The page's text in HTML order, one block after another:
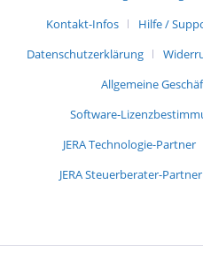
Kontakt-Infos
Hilfe /
Datenschutzerklärung
Allgemeine
Software-
JERA Technologie-Partner
JERA Steuerberater-Partner